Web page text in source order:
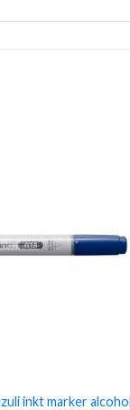
inkt marker